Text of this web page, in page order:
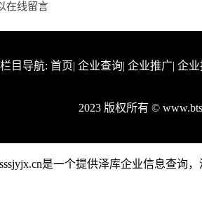
在线留言
栏目导航: 首页| 企业查询| 企业推广| 企
2023 版权所有 ©
是一个提供泽库企业信息查询